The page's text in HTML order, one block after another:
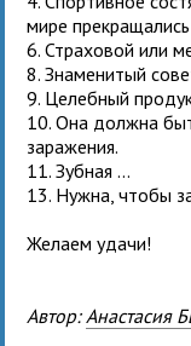
мире
6. Страховой или
8. Знаменитый
9. Целебный
10. Она должна
заражения.
11. Зубная ...
13. Нужна, чтобы
Желаем удачи!
Автор: Анастасия